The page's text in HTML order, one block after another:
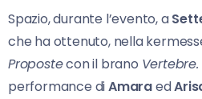
Spazio, durante l’evento, a
che ha ottenuto, nella
Propostecon il brano Vertebre.
performance diAmaraed